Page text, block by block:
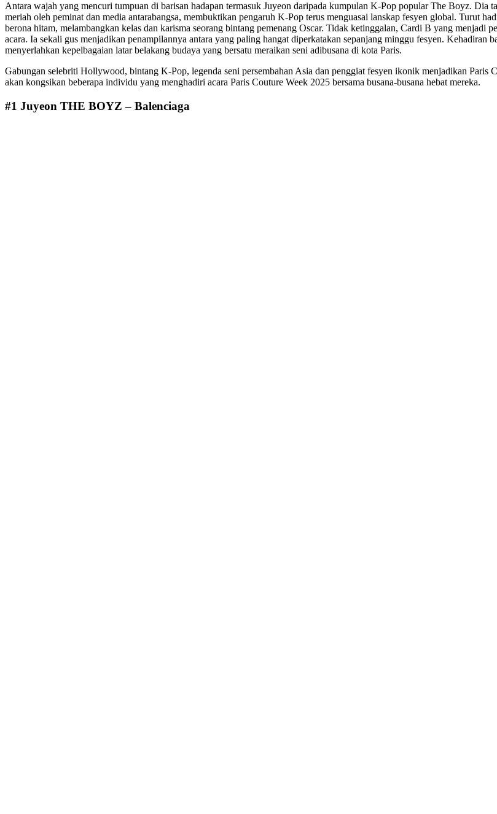
Antara wajah yang mencuri tumpuan di barisan hadapan termasuk Juyeon daripada kumpulan K-Pop popular The Boyz.
meriah oleh peminat dan media antarabangsa, membuktikan pengaruh K-Pop terus menguasai lanskap fesyen global. Turut
berona hitam, melambangkan kelas dan karisma seorang bintang pemenang Oscar. Tidak ketinggalan, Cardi B yang menjadi
acara. Ia sekali gus menjadikan penampilannya antara yang paling hangat diperkatakan sepanjang minggu fesyen. Kehadiran
menyerlahkan kepelbagaian latar belakang budaya yang bersatu meraikan seni adibusana di kota Paris.
Gabungan selebriti Hollywood, bintang K-Pop, legenda seni persembahan Asia dan penggiat fesyen ikonik menjadikan
akan kongsikan beberapa individu yang menghadiri acara Paris Couture Week 2025 bersama busana-busana hebat mereka.
#1 Juyeon THE BOYZ – Balenciaga